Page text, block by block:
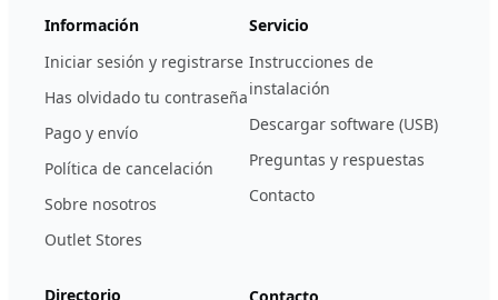
Información
Iniciar sesión y registrarse
Has olvidado tu contraseña
Pago y envío
Política de cancelación
Sobre nosotros
Outlet Stores
Servicio
Instrucciones de
instalación
Descargar software (USB)
Preguntas y respuestas
Contacto
Directorio
Contacto